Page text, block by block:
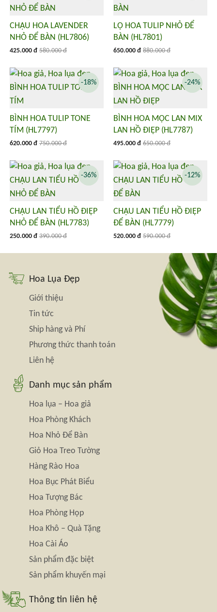
CHẬU HOA LAVENDER
NHỎ ĐỂ BÀN (HL7806)
425.000 đ 580.000 đ
LỌ HOA TULIP NHỎ ĐỂ
BÀN (HL7801)
650.000 đ 880.000 đ
BÌNH HOA TULIP TONE
TÍM (HL7797)
620.000 đ 750.000 đ
-18%
BÌNH HOA MỘC LAN MIX
LAN HỒ ĐIỆP (HL7787)
495.000 đ 650.000 đ
-24%
CHẬU LAN TIỂU HỒ ĐIỆP
NHỎ ĐỂ BÀN (HL7783)
250.000 đ 390.000 đ
-36%
CHẬU LAN TIỂU HỒ ĐIỆP
ĐỂ BÀN (HL7779)
520.000 đ 590.000 đ
-12%
Hoa Lụa Đẹp
Giới thiệu
Tin tức
Ship hàng và Phí
Phương thức thanh toán
Liên hệ
Danh mục sản phẩm
Hoa lụa – Hoa giả
Hoa Phòng Khách
Hoa Nhỏ Để Bàn
Giỏ Hoa Treo Tường
Hàng Rào Hoa
Hoa Bục Phát Biểu
Hoa Tượng Bác
Hoa Phòng Họp
Hoa Khô – Quà Tặng
Hoa Cài Áo
Sản phẩm đặc biệt
Sản phẩm khuyến mại
Thông tin liên hệ